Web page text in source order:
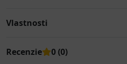
Vlastnosti
Recenzie 0 (0)